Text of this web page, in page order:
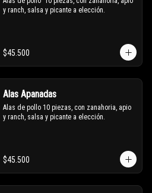
y ranch, salsa y picante a elección.
$45.500
Alas Apanadas
Alas de pollo 10 piezas, con zanahoria, apio
y ranch, salsa y picante a elección.
$45.500